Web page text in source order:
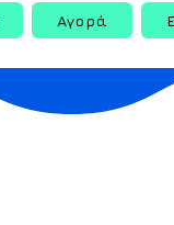
Αγορά